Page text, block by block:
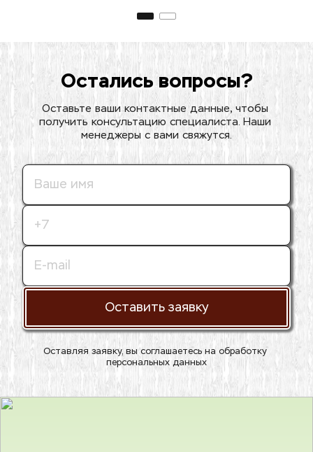
Остались вопросы?
Оставьте ваши контактные данные, чтобы
получить консультацию специалиста. Наши
менеджеры с вами свяжутся.
Оставить заявку
Оставляя заявку, вы соглашаетесь на обработку
персональных данных